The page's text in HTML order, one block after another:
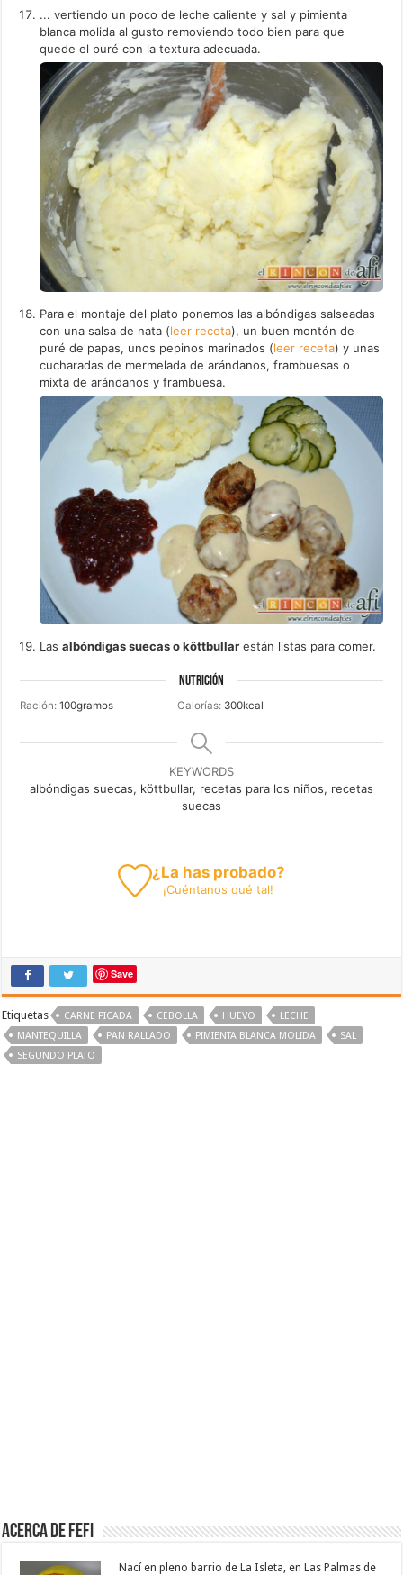
... vertiendo un poco de leche caliente y sal y pimienta
blanca molida al gusto removiendo todo bien para que
quede el puré con la textura adecuada.
Para el montaje del plato ponemos las albóndigas salseadas
con una salsa de nata (leer receta), un buen montón de
puré de papas, unos pepinos marinados (leer receta) y unas
cucharadas de mermelada de arándanos, frambuesas o
mixta de arándanos y frambuesa.
Lasalbóndigas suecas o köttbullar están listas para comer.
NUTRICIÓN
Ración:100gramos Calorías: 300kcal
KEYWORDS
albóndigas suecas, köttbullar, recetas para los niños, recetas
suecas
¿La has probado?
¡Cuéntanos qué tal!
Save
Etiquetas CARNE PICADA CEBOLLA HUEVO
LECHE
MANTEQUILLA
PAN RALLADO PIMIENTA BLANCA MOLIDA
SAL
SEGUNDO PLATO
Acerca de Fefi
Nací en pleno barrio de La Isleta, en Las Palmas de